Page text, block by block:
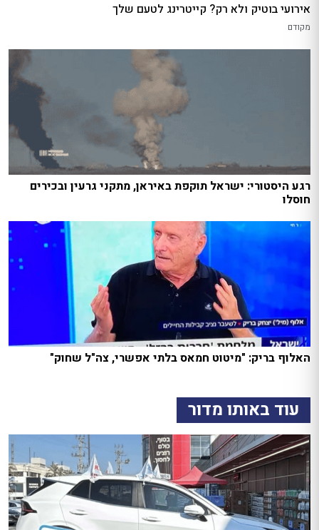
אירועי בוטיק ולא רק? קייטרינג לטעם שלך
מקודם
רגע היסטורי: ישראל תוקפת באיראן, מתקני גרעין ובכירים
חוסלו
האלוף בריק: "מיטוט חמאס בלתי אפשרי, צה"ל שחוק"
עוד באותו מדור